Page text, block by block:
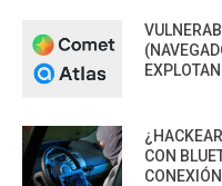
EXPLOTAN
CON